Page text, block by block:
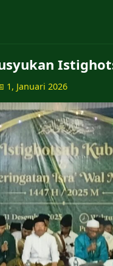
1, Januari 2026